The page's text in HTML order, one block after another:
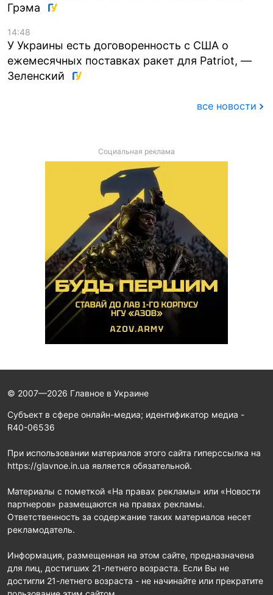
Грэма
14:48
У Украины есть договоренность с США о
ежемесячных поставках ракет для Patriot, —
Зеленский
все новости
Социальная реклама
© 2007—2026 Главное в Украине
Субъект в сфере онлайн-медиа; идентификатор медиа -
R40-06536
При использовании материалов этого сайта гиперссылка на
https://glavnoe.in.ua является обязательной.
Материалы с пометкой «На правах рекламы» или «Новости
партнеров» размещаются на правах рекламы.
Ответственность за содержание таких материалов несет
рекламодатель.
Информация, размещенная на этом сайте, предназначена
для лиц, достигших 21-летнего возраста. Если Вы не
достигли 21-летнего возраста - не начинайте или прекратите